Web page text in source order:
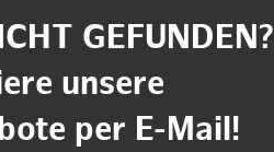
GEFUNDEN?
unsere
per E-Mail!